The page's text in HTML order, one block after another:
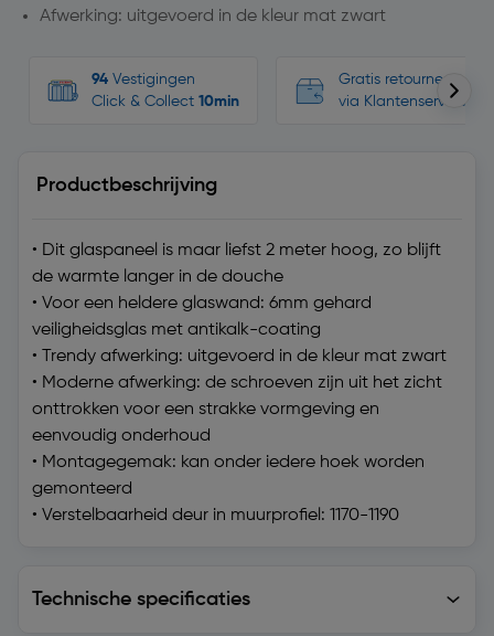
Afwerking: uitgevoerd in de kleur mat zwart
94 Vestigingen
Click & Collect 10min
Gratis retourneren,
via Klantenservice
Productbeschrijving
• Dit glaspaneel is maar liefst 2 meter hoog, zo blijft
de warmte langer in de douche
• Voor een heldere glaswand: 6mm gehard
veiligheidsglas met antikalk-coating
• Trendy afwerking: uitgevoerd in de kleur mat zwart
• Moderne afwerking: de schroeven zijn uit het zicht
onttrokken voor een strakke vormgeving en
eenvoudig onderhoud
• Montagegemak: kan onder iedere hoek worden
gemonteerd
• Verstelbaarheid deur in muurprofiel: 1170-1190
Technische specificaties